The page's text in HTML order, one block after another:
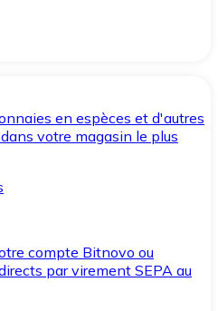
en espèces et d'autres
votre magasin le plus
compte Bitnovo ou
par virement SEPA au